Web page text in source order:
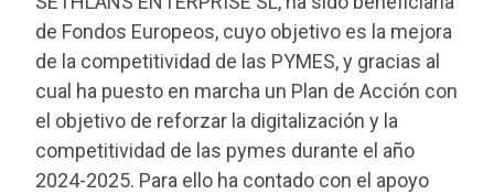
de Fondos Europeos, cuyo objetivo es la mejora
de la competitividad de las PYMES, y gracias al
cual ha puesto en marcha un Plan de Acción con
el objetivo de reforzar la digitalización y la
competitividad de las pymes durante el año
2024-2025. Para ello ha contado con el apoyo